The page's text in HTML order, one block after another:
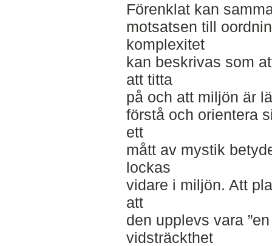
Förenklat kan
motsatsen till
komplexitet
kan beskrivas som
att titta
på och att miljön är
förstå och orientera
ett
mått av mystik
lockas
vidare i miljön. Att
att
den upplevs vara
vidsträckthet